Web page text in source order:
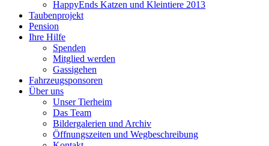
HappyEnds Katzen und Kleintiere 2013
Taubenprojekt
Pension
Ihre Hilfe
Spenden
Mitglied werden
Gassigehen
Fahrzeugsponsoren
Über uns
Unser Tierheim
Das Team
Bildergalerien und Archiv
Öffnungszeiten und Wegbeschreibung